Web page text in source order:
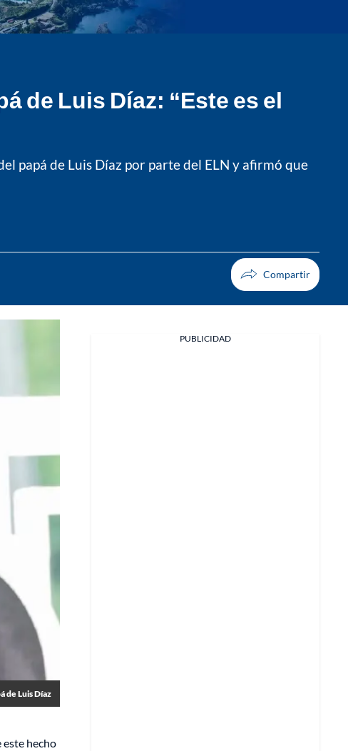
de Luis Díaz: “Este es el
papá de Luis Díaz por parte del ELN y afirmó que
de Luis Díaz
este hecho
PUBLICIDAD